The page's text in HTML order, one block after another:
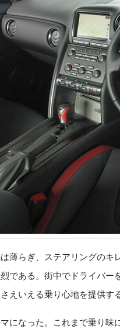
薄らぎ、ステアリングのキ
である。街中でドライバー
えいえる乗り心地を提供する
になった。これまで乗り味